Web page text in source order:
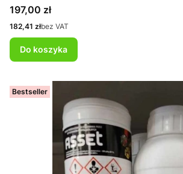
Cena
197,00 zł
Cena
182,41 złbez VAT
Do koszyka
Bestseller